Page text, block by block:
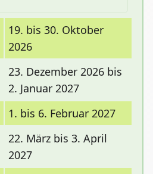
19. bis 30. Oktober
2026
23. Dezember 2026 bis
2. Januar 2027
1. bis 6. Februar 2027
22. März bis 3. April
2027